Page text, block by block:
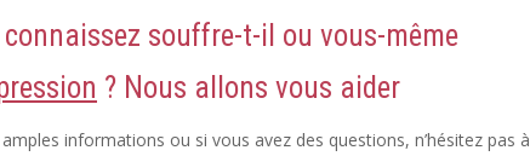
connaissez souffre-t-il ou vous-même
? Nous allons vous aider
informations ou si vous avez des questions, n’hésitez pas à